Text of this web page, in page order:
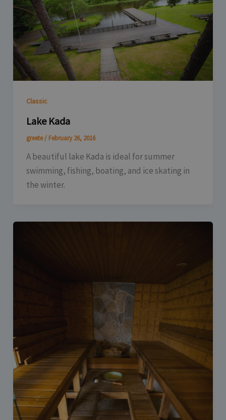
Classic
Lake Kada
greete/ February 26, 2016
A beautiful lake Kada is ideal for summer
swimming, fishing, boating, and ice skating in
the winter.